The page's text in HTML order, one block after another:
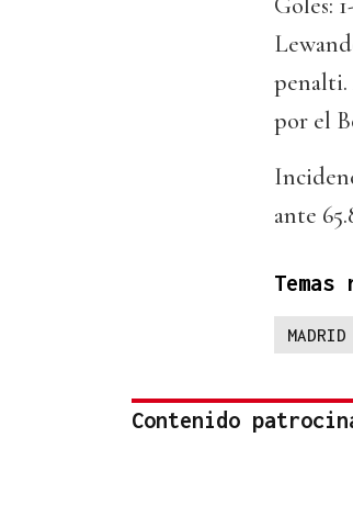
penalti.
por el
ante
MADRID
Contenido